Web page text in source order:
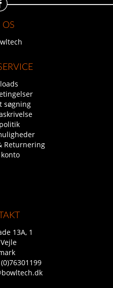
OS
søgning
Returnering
13A, 1